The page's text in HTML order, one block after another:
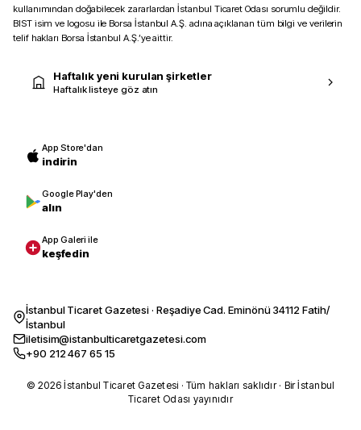
kullanımından doğabilecek zararlardan İstanbul Ticaret Odası sorumlu değildir.
BIST isim ve logosu ile Borsa İstanbul A.Ş. adına açıklanan tüm bilgi ve verilerin
telif hakları Borsa İstanbul A.Ş.’ye aittir.
Haftalık yeni kurulan şirketler
Haftalık listeye göz atın
App Store'dan
indirin
Google Play'den
alın
App Galeri ile
keşfedin
İstanbul Ticaret Gazetesi · Reşadiye Cad. Eminönü 34112 Fatih/
İstanbul
iletisim@istanbulticaretgazetesi.com
+90 212 467 65 15
© 2026 İstanbul Ticaret Gazetesi · Tüm hakları saklıdır · Bir İstanbul
Ticaret Odası yayınıdır